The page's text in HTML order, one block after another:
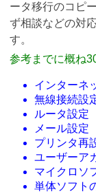
ータ移行のコピ
ず相談などの対
す。
参考までに概ね
インターネ
無線接続設
ルータ設定
メール設定
プリンタ再
ユーザーア
マイクロソ
単体ソフト